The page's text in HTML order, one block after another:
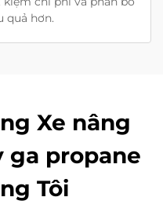
quả hơn.
Xe nâng
ga propane
Tôi